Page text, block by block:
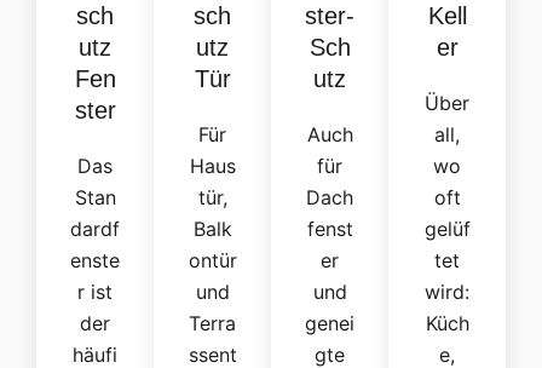
sch
utz
Fen
ster
Das
Stan
dardf
enste
r ist
der
häufi
sch
utz
Tür
Für
Haus
tür,
Balk
ontür
und
Terra
ssent
ster-
Sch
utz
Auch
für
Dach
fenst
er
und
genei
gte
Kell
er
Über
all,
wo
oft
gelüf
tet
wird:
Küch
e,